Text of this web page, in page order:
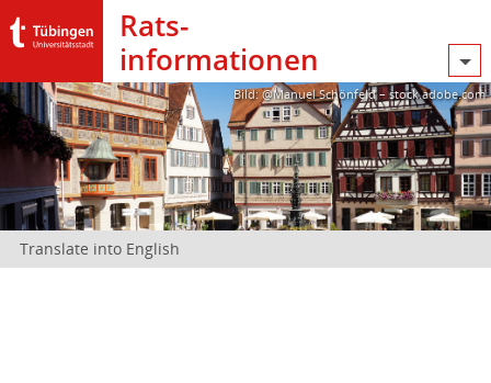
Rats­
informationen
Bild: @Manuel Schönfeld – stock.adobe.com
Translate into English